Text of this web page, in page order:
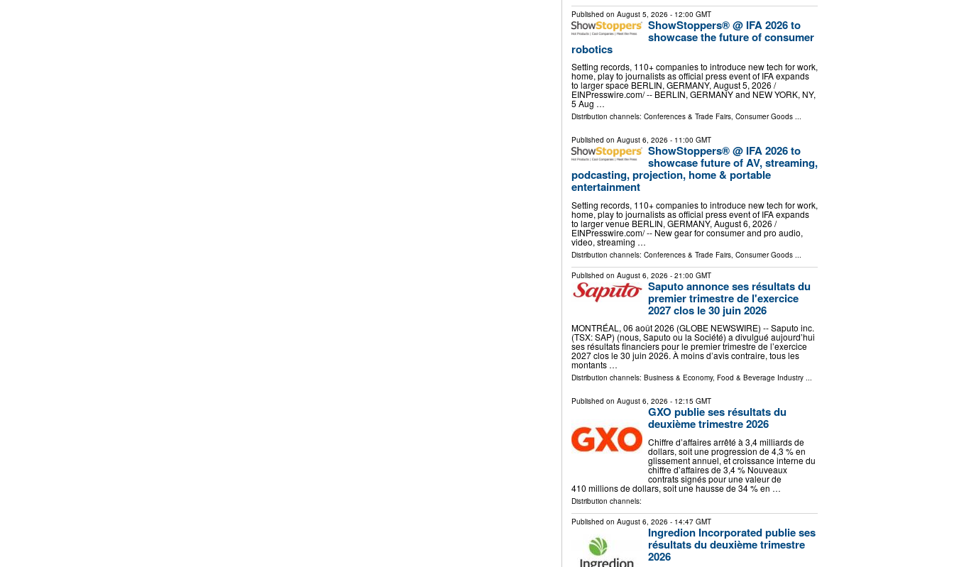
Published on August 5, 2026 - 12:00 GMT
ShowStoppers® @ IFA 2026 to
showcase the future of consumer
robotics
Setting records, 110+ companies to introduce new tech for work,
home, play to journalists as official press event of IFA expands
to larger space BERLIN, GERMANY, August 5, 2026 /⁨
EINPresswire.com⁩/ -- BERLIN, GERMANY and NEW YORK, NY,
5 Aug …
Distribution channels: Conferences & Trade Fairs, Consumer Goods...
Published on August 6, 2026 - 11:00 GMT
ShowStoppers® @ IFA 2026 to
showcase future of AV, streaming,
podcasting, projection, home & portable
entertainment
Setting records, 110+ companies to introduce new tech for work,
home, play to journalists as official press event of IFA expands
to larger venue BERLIN, GERMANY, August 6, 2026 /⁨
EINPresswire.com⁩/ -- New gear for consumer and pro audio,
video, streaming …
Distribution channels: Conferences & Trade Fairs, Consumer Goods...
Published on August 6, 2026 - 21:00 GMT
Saputo annonce ses résultats du
premier trimestre de l'exercice
2027 clos le 30 juin 2026
MONTRÉAL, 06 août 2026 (GLOBE NEWSWIRE) -- Saputo inc.
(TSX: SAP) (nous, Saputo ou la Société) a divulgué aujourd’hui
ses résultats financiers pour le premier trimestre de l’exercice
2027 clos le 30 juin 2026. À moins d’avis contraire, tous les
montants …
Distribution channels: Business & Economy, Food & Beverage Industry...
Published on August 6, 2026 - 12:15 GMT
GXO publie ses résultats du
deuxième trimestre 2026
Chiffre d’affaires arrêté à 3,4 milliards de
dollars, soit une progression de 4,3 % en
glissement annuel, et croissance interne du
chiffre d’affaires de 3,4 % Nouveaux
contrats signés pour une valeur de
410 millions de dollars, soit une hausse de 34 % en …
Distribution channels:
Published on August 6, 2026 - 14:47 GMT
Ingredion Incorporated publie ses
résultats du deuxième trimestre
2026